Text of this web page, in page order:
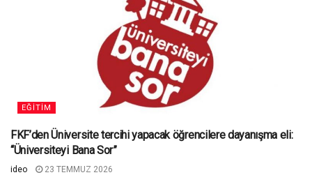
EĞITIM
FKF’den Üniversite tercihi yapacak öğrencilere dayanışma eli:
“Üniversiteyi Bana Sor”
ideo 23 TEMMUZ 2026